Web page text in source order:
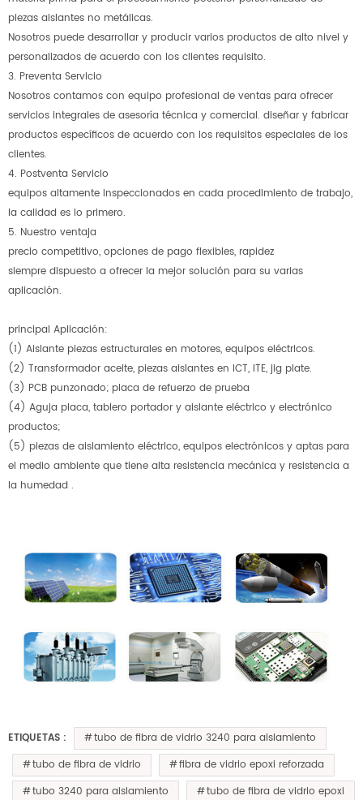
piezas aislantes no metálicas.
Nosotros puede desarrollar y producir varios productos de alto nivel y
personalizados de acuerdo con los clientes requisito.
3. Preventa Servicio
Nosotros contamos con equipo profesional de ventas para ofrecer
servicios integrales de asesoría técnica y comercial. diseñar y fabricar
productos específicos de acuerdo con los requisitos especiales de los
clientes.
4. Postventa Servicio
equipos altamente inspeccionados en cada procedimiento de trabajo,
la calidad es lo primero.
5. Nuestro ventaja
precio competitivo, opciones de pago flexibles, rapidez
siempre dispuesto a ofrecer la mejor solución para su varias
aplicación.
principal Aplicación:
(1) Aislante piezas estructurales en motores, equipos eléctricos.
(2) Transformador aceite, piezas aislantes en ICT, ITE, jig plate.
(3) PCB punzonado; placa de refuerzo de prueba
(4) Aguja placa, tablero portador y aislante eléctrico y electrónico
productos;
(5) piezas de aislamiento eléctrico, equipos electrónicos y aptas para
el medio ambiente que tiene alta resistencia mecánica y resistencia a
la humedad .
ETIQUETAS :
tubo de fibra de vidrio 3240 para aislamiento
tubo de fibra de vidrio
fibra de vidrio epoxi reforzada
tubo 3240 para aislamiento
tubo de fibra de vidrio epoxi